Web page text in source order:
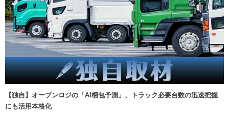
【独自】オープンロジの「AI梱包予測」、トラック必要台数の迅速把握
にも活用本格化